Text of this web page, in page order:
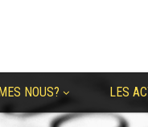
NOUS? LES